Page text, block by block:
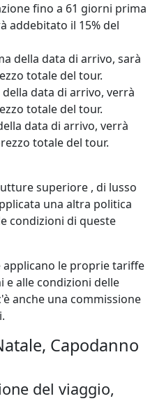
fino a 61 giorni prima
addebitato il 15% del
della data di arrivo, sarà
totale del tour.
data di arrivo, verrà
totale del tour.
data di arrivo, verrà
totale del tour.
superiore , di lusso
una altra politica
condizioni di queste
le proprie tariffe
e alle condizioni delle
anche una commissione
Capodanno
del viaggio,